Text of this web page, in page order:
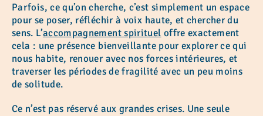
Parfois, ce qu’on cherche, c’est simplement un espace
pour se poser, réfléchir à voix haute, et chercher du
sens. L’accompagnement spirituel offre exactement
cela : une présence bienveillante pour explorer ce qui
nous habite, renouer avec nos forces intérieures, et
traverser les périodes de fragilité avec un peu moins
de solitude.
Ce n’est pas réservé aux grandes crises. Une seule